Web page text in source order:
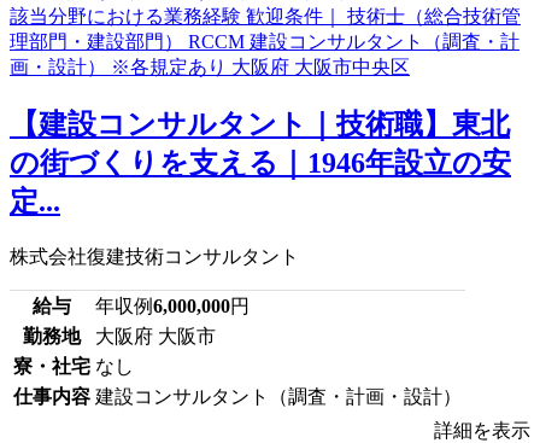
【建設コンサルタント｜技術職】東北
の街づくりを支える｜1946年設立の安
定...
株式会社復建技術コンサルタント
給与 年収例6,000,000円
勤務地
大阪府 大阪市
寮・社宅 なし
仕事内容 建設コンサルタント（調査・計画・設計）
詳細を表示